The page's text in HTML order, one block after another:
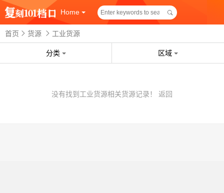
Home
首页 货源 工业货源
分类 区域
没有找到工业货源相关货源记录！ 返回